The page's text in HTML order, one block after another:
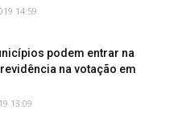
14:59
podem entrar na
na votação em
13:09